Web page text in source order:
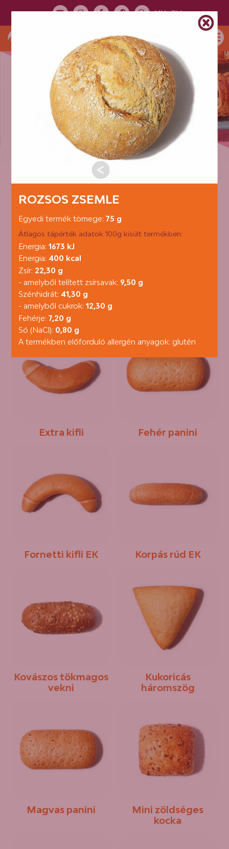
HU EN
TERMÉK
BEMUTATÓ
TERMÉKKATEGÓRIÁK:
Briós
Extra kifli Fehér panini
Fornetti kifli EK Korpás rúd EK
Kovászos tökmagos
vekni
Kukoricás
háromszög
Magvas panini
Mini zöldséges
kocka
ROZSOS ZSEMLE
Egyedi termék tömege: 75 g
Átlagos tápérték adatok 100g kisült termékben:
Energia: 1673 kJ
Energia: 400 kcal
Zsír: 22,30 g
- amelyből telített zsírsavak: 9,50 g
Szénhidrát: 41,30 g
- amelyből cukrok: 12,30 g
Fehérje: 7,20 g
Só (NaCl): 0,80 g
A termékben előforduló allergén anyagok: glutén